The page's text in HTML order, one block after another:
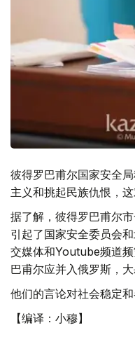
彼得罗巴甫尔国家安全
主义和挑起民族仇恨，
据了解，彼得罗巴甫尔
引起了国家安全委员会
交媒体和Youtube频道
巴甫尔应并入俄罗斯，
他们的言论对社会稳定
【编译：小穆】